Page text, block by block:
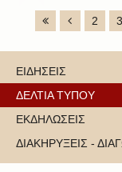
2 3
ΕΙΔΗΣΕΙΣ
ΔΕΛΤΙΑ ΤΥΠΟΥ
ΕΚΔΗΛΩΣΕΙΣ
ΔΙΑΚΗΡΥΞΕΙΣ -